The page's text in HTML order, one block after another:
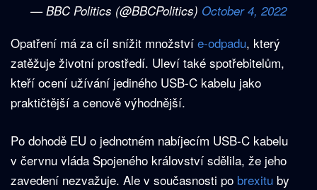
— BBC Politics (@BBCPolitics) October 4, 2022
Opatření má za cíl snížit množství e-odpadu, který
zatěžuje životní prostředí. Uleví také spotřebitelům,
kteří ocení užívání jediného USB-C kabelu jako
praktičtější a cenově výhodnější.
Po dohodě EU o jednotném nabíjecím USB-C kabelu
v červnu vláda Spojeného království sdělila, že jeho
zavedení nezvažuje. Ale v současnosti po brexitu by